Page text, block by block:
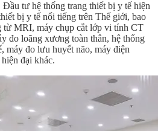
Đầu tư hệ thống trang thiết bị y tế hiện
bị y tế nổi tiếng trên Thế giới, bao
từ MRI, máy chụp cắt lớp vi tính CT
đo loãng xương toàn thân, hệ thống
máy đo lưu huyết não, máy điện
đại khác.